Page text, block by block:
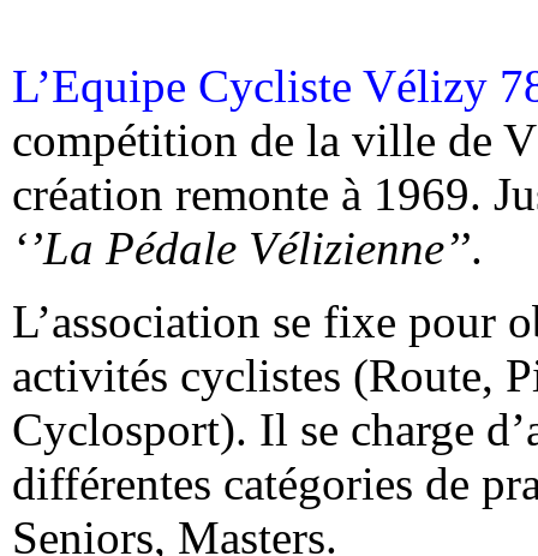
L’Equipe Cycliste Vélizy
compétition de la ville de
création remonte à 1969.
‘’La Pédale Vélizienne’’.
L’association se fixe pour
activités cyclistes (Route,
Cyclosport). Il se charge
différentes catégories de
Seniors, Masters.